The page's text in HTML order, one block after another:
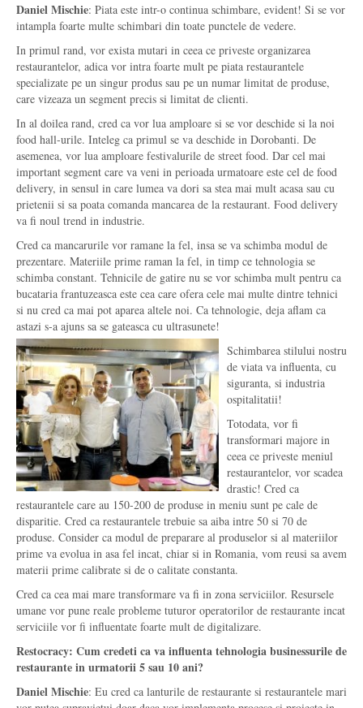
Daniel Mischie: Piata este intr-o continua schimbare, evident! Si se vor
intampla foarte multe schimbari din toate punctele de vedere.
In primul rand, vor exista mutari in ceea ce priveste organizarea
restaurantelor, adica vor intra foarte mult pe piata restaurantele
specializate pe un singur produs sau pe un numar limitat de produse,
care vizeaza un segment precis si limitat de clienti.
In al doilea rand, cred ca vor lua amploare si se vor deschide si la noi
food hall-urile. Inteleg ca primul se va deschide in Dorobanti. De
asemenea, vor lua amploare festivalurile de street food. Dar cel mai
important segment care va veni in perioada urmatoare este cel de food
delivery, in sensul in care lumea va dori sa stea mai mult acasa sau cu
prietenii si sa poata comanda mancarea de la restaurant. Food delivery
va fi noul trend in industrie.
Cred ca mancarurile vor ramane la fel, insa se va schimba modul de
prezentare. Materiile prime raman la fel, in timp ce tehnologia se
schimba constant. Tehnicile de gatire nu se vor schimba mult pentru ca
bucataria frantuzeasca este cea care ofera cele mai multe dintre tehnici
si nu cred ca mai pot aparea altele noi. Ca tehnologie, deja aflam ca
astazi s-a ajuns sa se gateasca cu ultrasunete!
Schimbarea stilului nostru
de viata va influenta, cu
siguranta, si industria
ospitalitatii!
Totodata, vor fi
transformari majore in
ceea ce priveste meniul
restaurantelor, vor scadea
drastic! Cred ca
restaurantele care au 150-200 de produse in meniu sunt pe cale de
disparitie. Cred ca restaurantele trebuie sa aiba intre 50 si 70 de
produse. Consider ca modul de preparare al produselor si al materiilor
prime va evolua in asa fel incat, chiar si in Romania, vom reusi sa avem
materii prime calibrate si de o calitate constanta.
Cred ca cea mai mare transformare va fi in zona serviciilor. Resursele
umane vor pune reale probleme tuturor operatorilor de restaurante incat
serviciile vor fi influentate foarte mult de digitalizare.
Restocracy: Cum credeti ca va influenta tehnologia businessurile de
restaurante in urmatorii 5 sau 10 ani?
Daniel Mischie: Eu cred ca lanturile de restaurante si restaurantele mari